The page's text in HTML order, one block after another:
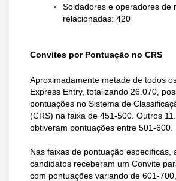
Soldadores e operadores de
relacionadas: 420
Convites por Pontuação no CRS
Aproximadamente metade de todos
Express Entry, totalizando 26.070,
pontuações no Sistema de
(CRS) na faixa de 451-500. Outros
obtiveram pontuações entre 501-600.
Nas faixas de pontuação específicas,
candidatos receberam um Convite
com pontuações variando de 601-